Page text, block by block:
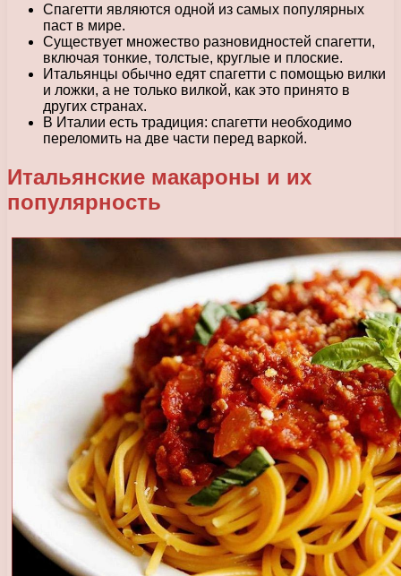
Спагетти являются одной из самых популярных
паст в мире.
Существует множество разновидностей спагетти,
включая тонкие, толстые, круглые и плоские.
Итальянцы обычно едят спагетти с помощью вилки
и ложки, а не только вилкой, как это принято в
других странах.
В Италии есть традиция: спагетти необходимо
переломить на две части перед варкой.
Итальянские макароны и их
популярность